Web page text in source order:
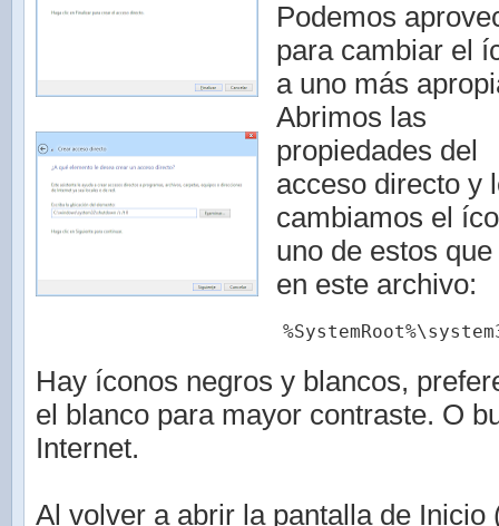
Podemos
para cambiar el
a uno más
Abrimos las
propiedades del
acceso directo y
cambiamos el
uno de estos
en este archivo:
Hay íconos negros y blancos,
el blanco para mayor contraste. O
Internet.
Al volver a abrir la pantalla de Inicio